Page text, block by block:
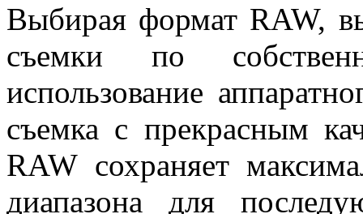
Выбирая формат RAW,
съемки по
использование
съемка с прекрасным
RAW сохраняет
диапазона для